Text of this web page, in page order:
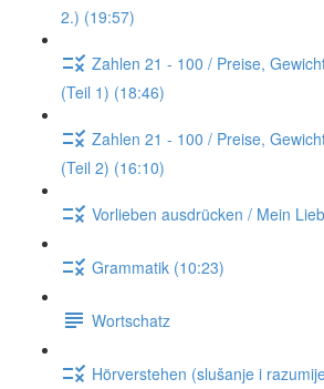
2.) (19:57)
Zahlen 21 - 100 / Preise,
(Teil 1) (18:46)
Zahlen 21 - 100 / Preise,
(Teil 2) (16:10)
Vorlieben ausdrücken / Mein
Grammatik (10:23)
Wortschatz
Hörverstehen (slušanje i